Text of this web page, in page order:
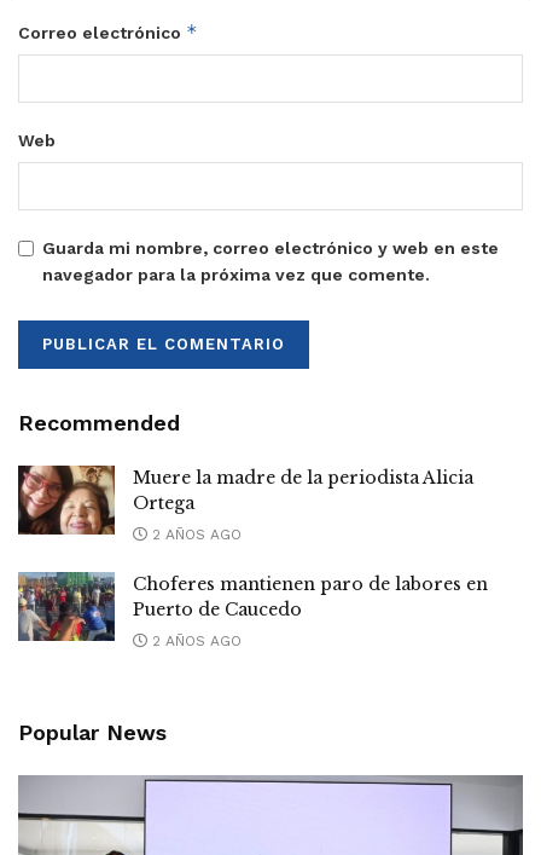
Correo electrónico *
Web
Guarda mi nombre, correo electrónico y web en este
navegador para la próxima vez que comente.
Recommended
Muere la madre de la periodista Alicia
Ortega
2 AÑOS AGO
Choferes mantienen paro de labores en
Puerto de Caucedo
2 AÑOS AGO
Popular News